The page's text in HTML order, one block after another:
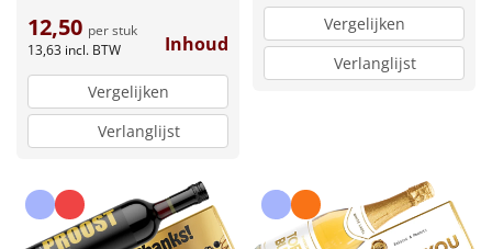
12,50 per stuk
13,63 incl. BTW Inhoud
Vergelijken
Verlanglijst
Vergelijken
Verlanglijst